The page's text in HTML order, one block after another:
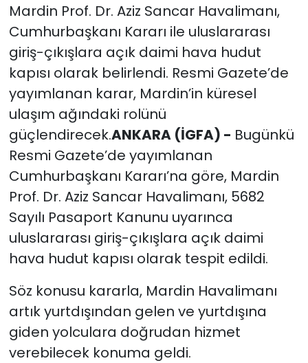
Mardin Prof. Dr. Aziz Sancar Havalimanı,
Cumhurbaşkanı Kararı ile uluslararası
giriş-çıkışlara açık daimi hava hudut
kapısı olarak belirlendi. Resmi Gazete’de
yayımlanan karar, Mardin’in küresel
ulaşım ağındaki rolünü
güçlendirecek.ANKARA (İGFA) - Bugünkü
Resmi Gazete’de yayımlanan
Cumhurbaşkanı Kararı’na göre, Mardin
Prof. Dr. Aziz Sancar Havalimanı, 5682
Sayılı Pasaport Kanunu uyarınca
uluslararası giriş-çıkışlara açık daimi
hava hudut kapısı olarak tespit edildi.
Söz konusu kararla, Mardin Havalimanı
artık yurtdışından gelen ve yurtdışına
giden yolculara doğrudan hizmet
verebilecek konuma geldi.